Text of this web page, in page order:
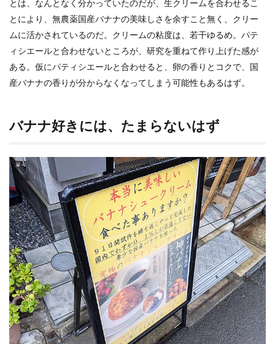
とは、なんとなく分かっていたのだが、生クリームを合わせるこ
とにより、無農薬国産バナナの美味しさを余すこと無く、クリー
ムに活かされているのだ。クリームの粘度は、若干ゆるめ。パテ
ィシエールと合わせないところが、研究を重ねて作り上げた感が
ある。仮にパティシエールと合わせると、卵の香りとコクで、国
産バナナの香りが分からなくなってしまう可能性もあるはず。
バナナ好きには、たまらないはず